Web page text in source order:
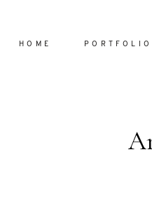
HOME PORTFOLIO